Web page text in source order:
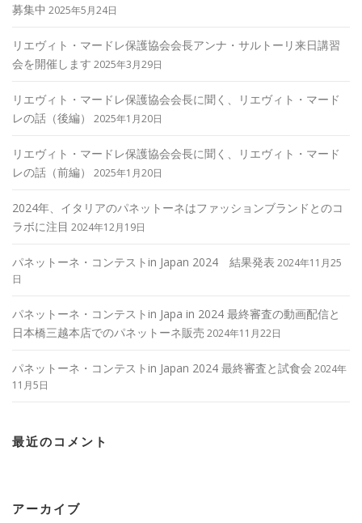
募集中 2025年5月24日
リエヴィト・マードレ保護協会会長アンナ・サルトーリ来日講習
会を開催します 2025年3月29日
リエヴィト・マードレ保護協会会長に聞く、リエヴィト・マード
レの話（後編）
2025年1月20日
リエヴィト・マードレ保護協会会長に聞く、リエヴィト・マード
レの話（前編）
2025年1月20日
2024年、イタリアのパネットーネはファッションブランドとのコ
ラボに注目 2024年12月19日
パネットーネ・コンテストin Japan 2024 結果発表 2024年11月25
日
パネットーネ・コンテストin Japa in 2024 最終審査の動画配信と
日本橋三越本店でのパネットーネ販売 2024年11月22日
パネットーネ・コンテストin Japan 2024 最終審査と試食会 2024年
11月5日
最近のコメント
アーカイブ